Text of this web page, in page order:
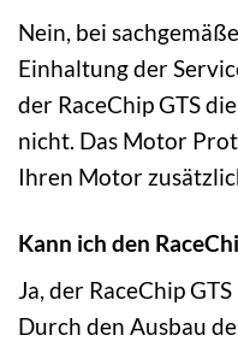
Nein, bei
Einhaltung der
der RaceChip GTS
nicht. Das Motor
Ihren Motor
Kann ich den
Ja, der RaceChip
Durch den Ausbau